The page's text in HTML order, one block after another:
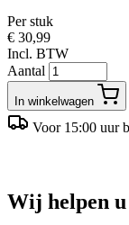
Per stuk
€ 30,99
Incl. BTW
Aantal
In winkelwagen
Voor 15:00 uur
Wij helpen